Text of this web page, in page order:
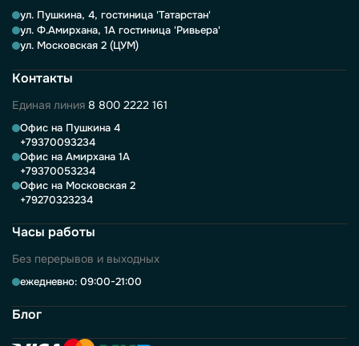
ул. Пушкина, 4, гостиница 'Татарстан'
ул. Ф.Амирхана, 1А гостиница 'Ривьера'
ул. Московская 2 (ЦУМ)
Контакты
Единая линия 8 800 2222 161
Офис на Пушкина 4
+79370093234
Офис на Амирхана 1А
+79370053234
Офис на Московская 2
+79270323234
Часы работы
Без перерывов и выходных
ежедневно: 09:00-21:00
Блог